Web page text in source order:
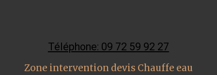
Téléphone: 09 72 59 92 27
Zone intervention devis Chauffe eau